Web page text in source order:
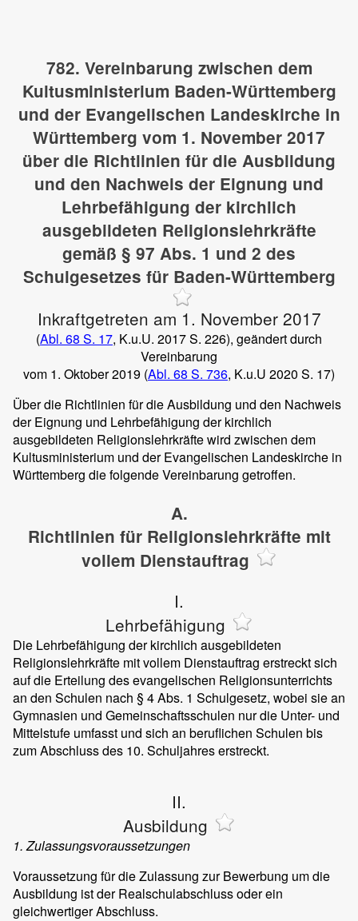
782. Vereinbarung zwischen dem
Kultusministerium Baden-Württemberg
und der Evangelischen Landeskirche in
Württemberg vom 1. November 2017
über die Richtlinien für die Ausbildung
und den Nachweis der Eignung und
Lehrbefähigung der kirchlich
ausgebildeten Religionslehrkräfte
gemäß § 97 Abs. 1 und 2 des
Schulgesetzes für Baden-Württemberg
Inkraftgetreten am 1. November 2017
(Abl. 68 S. 17, K.u.U. 2017 S. 226), geändert durch
Vereinbarung
vom 1. Oktober 2019 (Abl. 68 S. 736, K.u.U 2020 S. 17)
Über die Richtlinien für die Ausbildung und den Nachweis
der Eignung und Lehrbefähigung der kirchlich
ausgebildeten Religionslehrkräfte wird zwischen dem
Kultusministerium und der Evangelischen Landeskirche in
Württemberg die folgende Vereinbarung getroffen.
A.
Richtlinien für Religionslehrkräfte mit
vollem Dienstauftrag
I.
Lehrbefähigung
Die Lehrbefähigung der kirchlich ausgebildeten
Religionslehrkräfte mit vollem Dienstauftrag erstreckt sich
auf die Erteilung des evangelischen Religionsunterrichts
an den Schulen nach § 4 Abs. 1 Schulgesetz, wobei sie an
Gymnasien und Gemeinschaftsschulen nur die Unter- und
Mittelstufe umfasst und sich an beruflichen Schulen bis
zum Abschluss des 10. Schuljahres erstreckt.
II.
Ausbildung
1. Zulassungsvoraussetzungen
Voraussetzung für die Zulassung zur Bewerbung um die
Ausbildung ist der Realschulabschluss oder ein
gleichwertiger Abschluss.